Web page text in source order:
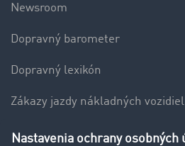
Newsroom
Dopravný barometer
Dopravný lexikón
Zákazy jazdy nákladných vozidiel